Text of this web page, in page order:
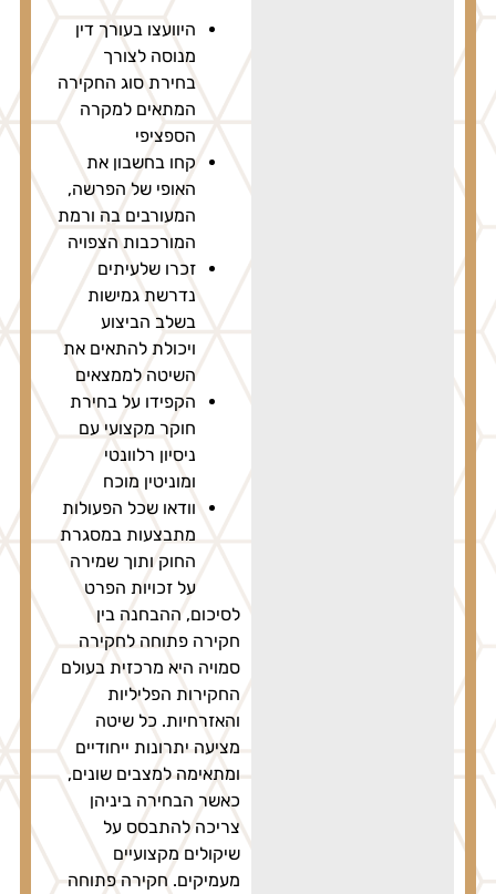
היוועצו בעורך דין
מנוסה לצורך
בחירת סוג החקירה
המתאים למקרה
הספציפי
קחו בחשבון את
האופי של הפרשה,
המעורבים בה ורמת
המורכבות הצפויה
זכרו שלעיתים
נדרשת גמישות
בשלב הביצוע
ויכולת להתאים את
השיטה לממצאים
הקפידו על בחירת
חוקר מקצועי עם
ניסיון רלוונטי
ומוניטין מוכח
וודאו שכל הפעולות
מתבצעות במסגרת
החוק ותוך שמירה
על זכויות הפרט
לסיכום, ההבחנה בין
חקירה פתוחה לחקירה
סמויה היא מרכזית בעולם
החקירות הפליליות
והאזרחיות. כל שיטה
מציעה יתרונות ייחודיים
ומתאימה למצבים שונים,
כאשר הבחירה ביניהן
צריכה להתבסס על
שיקולים מקצועיים
מעמיקים. חקירה פתוחה